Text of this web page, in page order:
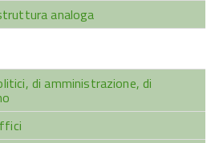
analoga
di amministrazione, di